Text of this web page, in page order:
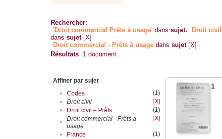
Rechercher:
'Droit commercial Prêts à usage' danssujet.
Droit civil
danssujet [X]
Droit commercial - Prêts à usage danssujet [X]
Résultats 1 document
Affiner par sujet
•
Codes
(1)
•
Droit civil
[X]
•
Droit civil – Prêts
(1)
•
Droit commercial - Prêts à
usage
[X]
• France
(1)
1